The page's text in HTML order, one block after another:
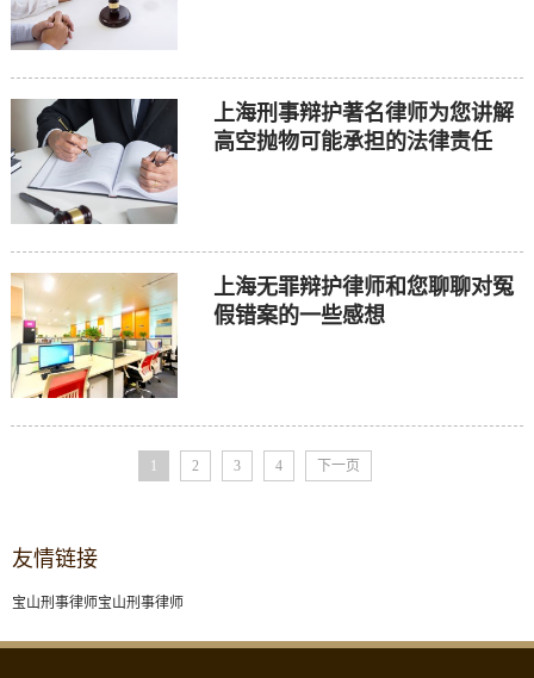
上海刑事辩护著名律师为您讲解
高空抛物可能承担的法律责任
上海无罪辩护律师和您聊聊对冤
假错案的一些感想
1 2 3 4 下一页
友情链接
宝山刑事律师宝山刑事律师